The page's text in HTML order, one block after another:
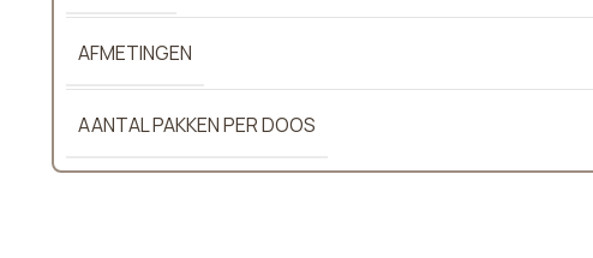
AFMETINGEN
AANTAL PAKKEN PER DOOS